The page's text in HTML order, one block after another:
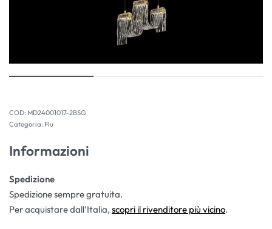
MD24001017-2BSG
Categoria: Flu
Informazioni
Spedizione
Spedizione sempre gratuita.
Per acquistare dall’Italia, scopri il rivenditore più vicino.